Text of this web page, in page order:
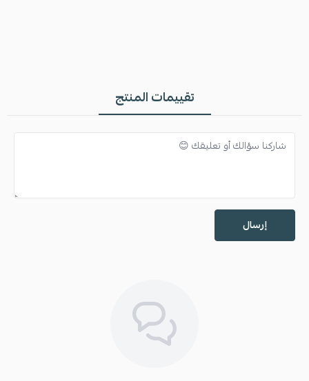
تقييمات المنتج
إرسال